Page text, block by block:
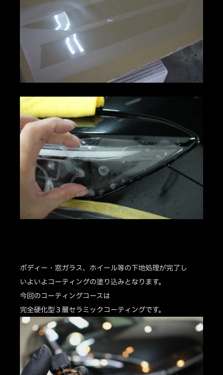
ボディー・窓ガラス、ホイール等の下地処理が完了し
いよいよコーティングの塗り込みとなります。
今回のコーティングコースは
完全硬化型３層セラミックコーティングです。